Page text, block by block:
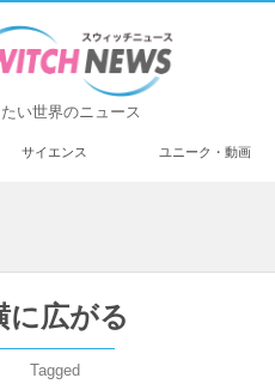
い世界のニュース
サイエンス ユニーク・動画
に広がる
Tagged